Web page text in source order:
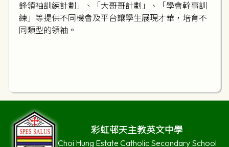
鋒領袖訓練計劃」、「大哥哥計劃」、「學會幹事訓
練」等提供不同機會及平台讓學生展現才華，培育不
同類型的領袖。
彩虹邨天主教英文中學
Choi Hung Estate Catholic Secondary School